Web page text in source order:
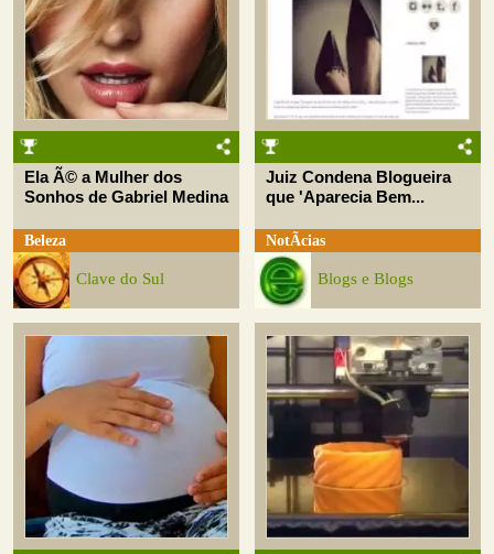
Ela Ã© a Mulher dos
Sonhos de Gabriel Medina
Beleza
Clave do Sul
Juiz Condena Blogueira
que 'Aparecia Bem...
NotÃ­cias
Blogs e Blogs